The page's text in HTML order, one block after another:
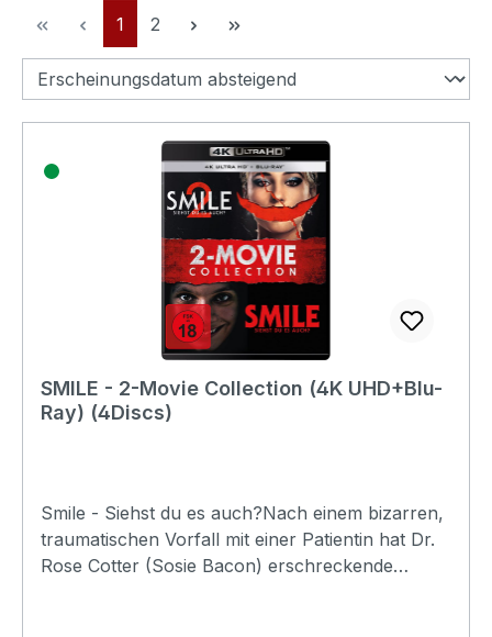
Seite
1 Seite
2
SMILE - 2-Movie Collection (4K UHD+Blu-
Ray) (4Discs)
Smile - Siehst du es auch?Nach einem bizarren,
traumatischen Vorfall mit einer Patientin hat Dr.
Rose Cotter (Sosie Bacon) erschreckende